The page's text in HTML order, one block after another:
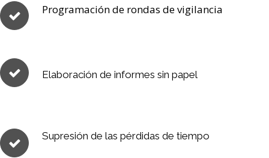
Programación de rondas de vigilancia
Elaboración de informes sin papel
Supresión de las pérdidas de tiempo